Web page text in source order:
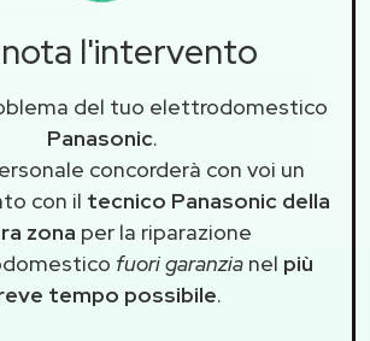
l'intervento
del tuo elettrodomestico
Panasonic.
concorderà con voi un
con il tecnico Panasonic della
zona per la riparazione
fuori garanzianel più
tempo possibile.